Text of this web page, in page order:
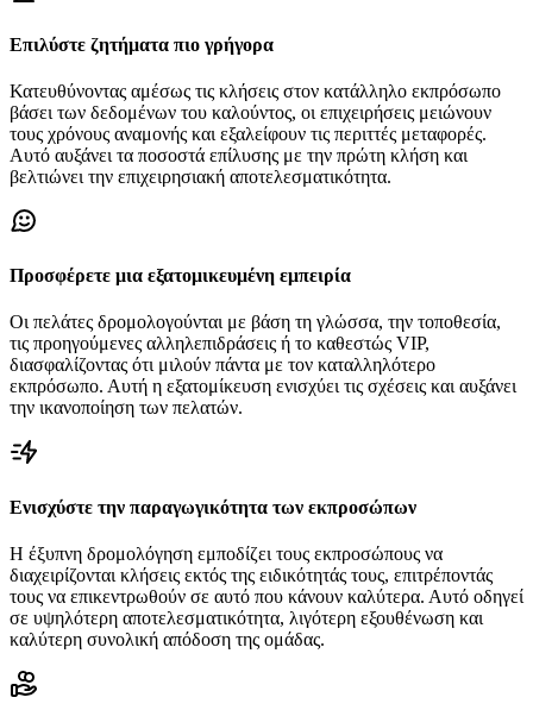
Επιλύστε ζητήματα πιο γρήγορα
Κατευθύνοντας αμέσως τις κλήσεις στον κατάλληλο εκπρόσωπο
βάσει των δεδομένων του καλούντος, οι επιχειρήσεις μειώνουν
τους χρόνους αναμονής και εξαλείφουν τις περιττές μεταφορές.
Αυτό αυξάνει τα ποσοστά επίλυσης με την πρώτη κλήση και
βελτιώνει την επιχειρησιακή αποτελεσματικότητα.
Προσφέρετε μια εξατομικευμένη εμπειρία
Οι πελάτες δρομολογούνται με βάση τη γλώσσα, την τοποθεσία,
τις προηγούμενες αλληλεπιδράσεις ή το καθεστώς VIP,
διασφαλίζοντας ότι μιλούν πάντα με τον καταλληλότερο
εκπρόσωπο. Αυτή η εξατομίκευση ενισχύει τις σχέσεις και αυξάνει
την ικανοποίηση των πελατών.
Ενισχύστε την παραγωγικότητα των εκπροσώπων
Η έξυπνη δρομολόγηση εμποδίζει τους εκπροσώπους να
διαχειρίζονται κλήσεις εκτός της ειδικότητάς τους, επιτρέποντάς
τους να επικεντρωθούν σε αυτό που κάνουν καλύτερα. Αυτό οδηγεί
σε υψηλότερη αποτελεσματικότητα, λιγότερη εξουθένωση και
καλύτερη συνολική απόδοση της ομάδας.